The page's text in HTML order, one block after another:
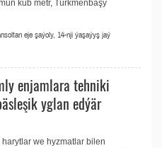
kub metr, Türkmenbaşy
eje şaýoly, 14-nji ýaşaýyş jaý
enjamlara tehniki
yglan edýär
we hyzmatlar bilen